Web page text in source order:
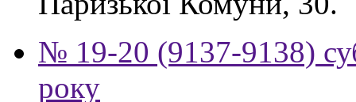
№ 19-20 (9137-9138)
року